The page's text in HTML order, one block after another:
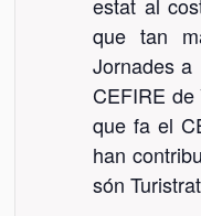
estat al
que tan
Jornades
CEFIRE
que fa el
han
són